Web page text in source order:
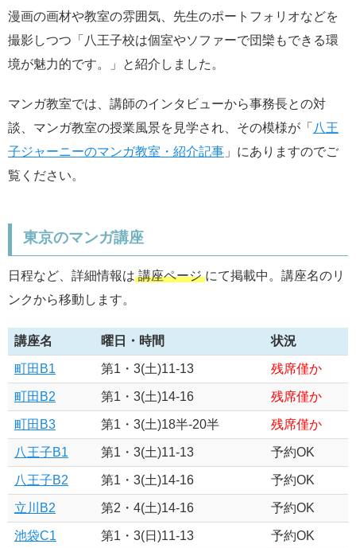
漫画の画材や教室の雰囲気、先生のポートフォリオなどを
撮影しつつ「八王子校は個室やソファーで団欒もできる環
境が魅力的です。」と紹介しました。
マンガ教室では、講師のインタビューから事務長との対
談、マンガ教室の授業風景を見学され、その模様が「 八王
子ジャーニーのマンガ教室・紹介記事 」にありますのでご
覧ください。
東京のマンガ講座
日程など、詳細情報は講座ページにて掲載中。講座名のリ
ンクから移動します。
講座名 曜日・時間 状況
町田B1 第1・3(土)11-13 残席僅か
町田B2 第1・3(土)14-16 残席僅か
町田B3 第1・3(土)18半-20半 残席僅か
八王子B1 第1・3(土)11-13 予約OK
八王子B2 第1・3(土)14-16 予約OK
立川B2 第2・4(土)14-16 予約OK
池袋C1 第1・3(日)11-13 予約OK